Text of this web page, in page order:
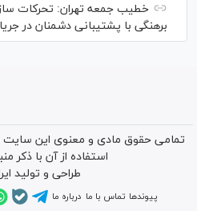
خطیب جمعه تهران: تحرکات
برهنگی با پشتیبانی دشمنان در
تمامی حقوق مادی و معنوی این سایت
استفاده از آن با ذکر
طراحی و تولید
پیوندها تماس با ما درباره ما